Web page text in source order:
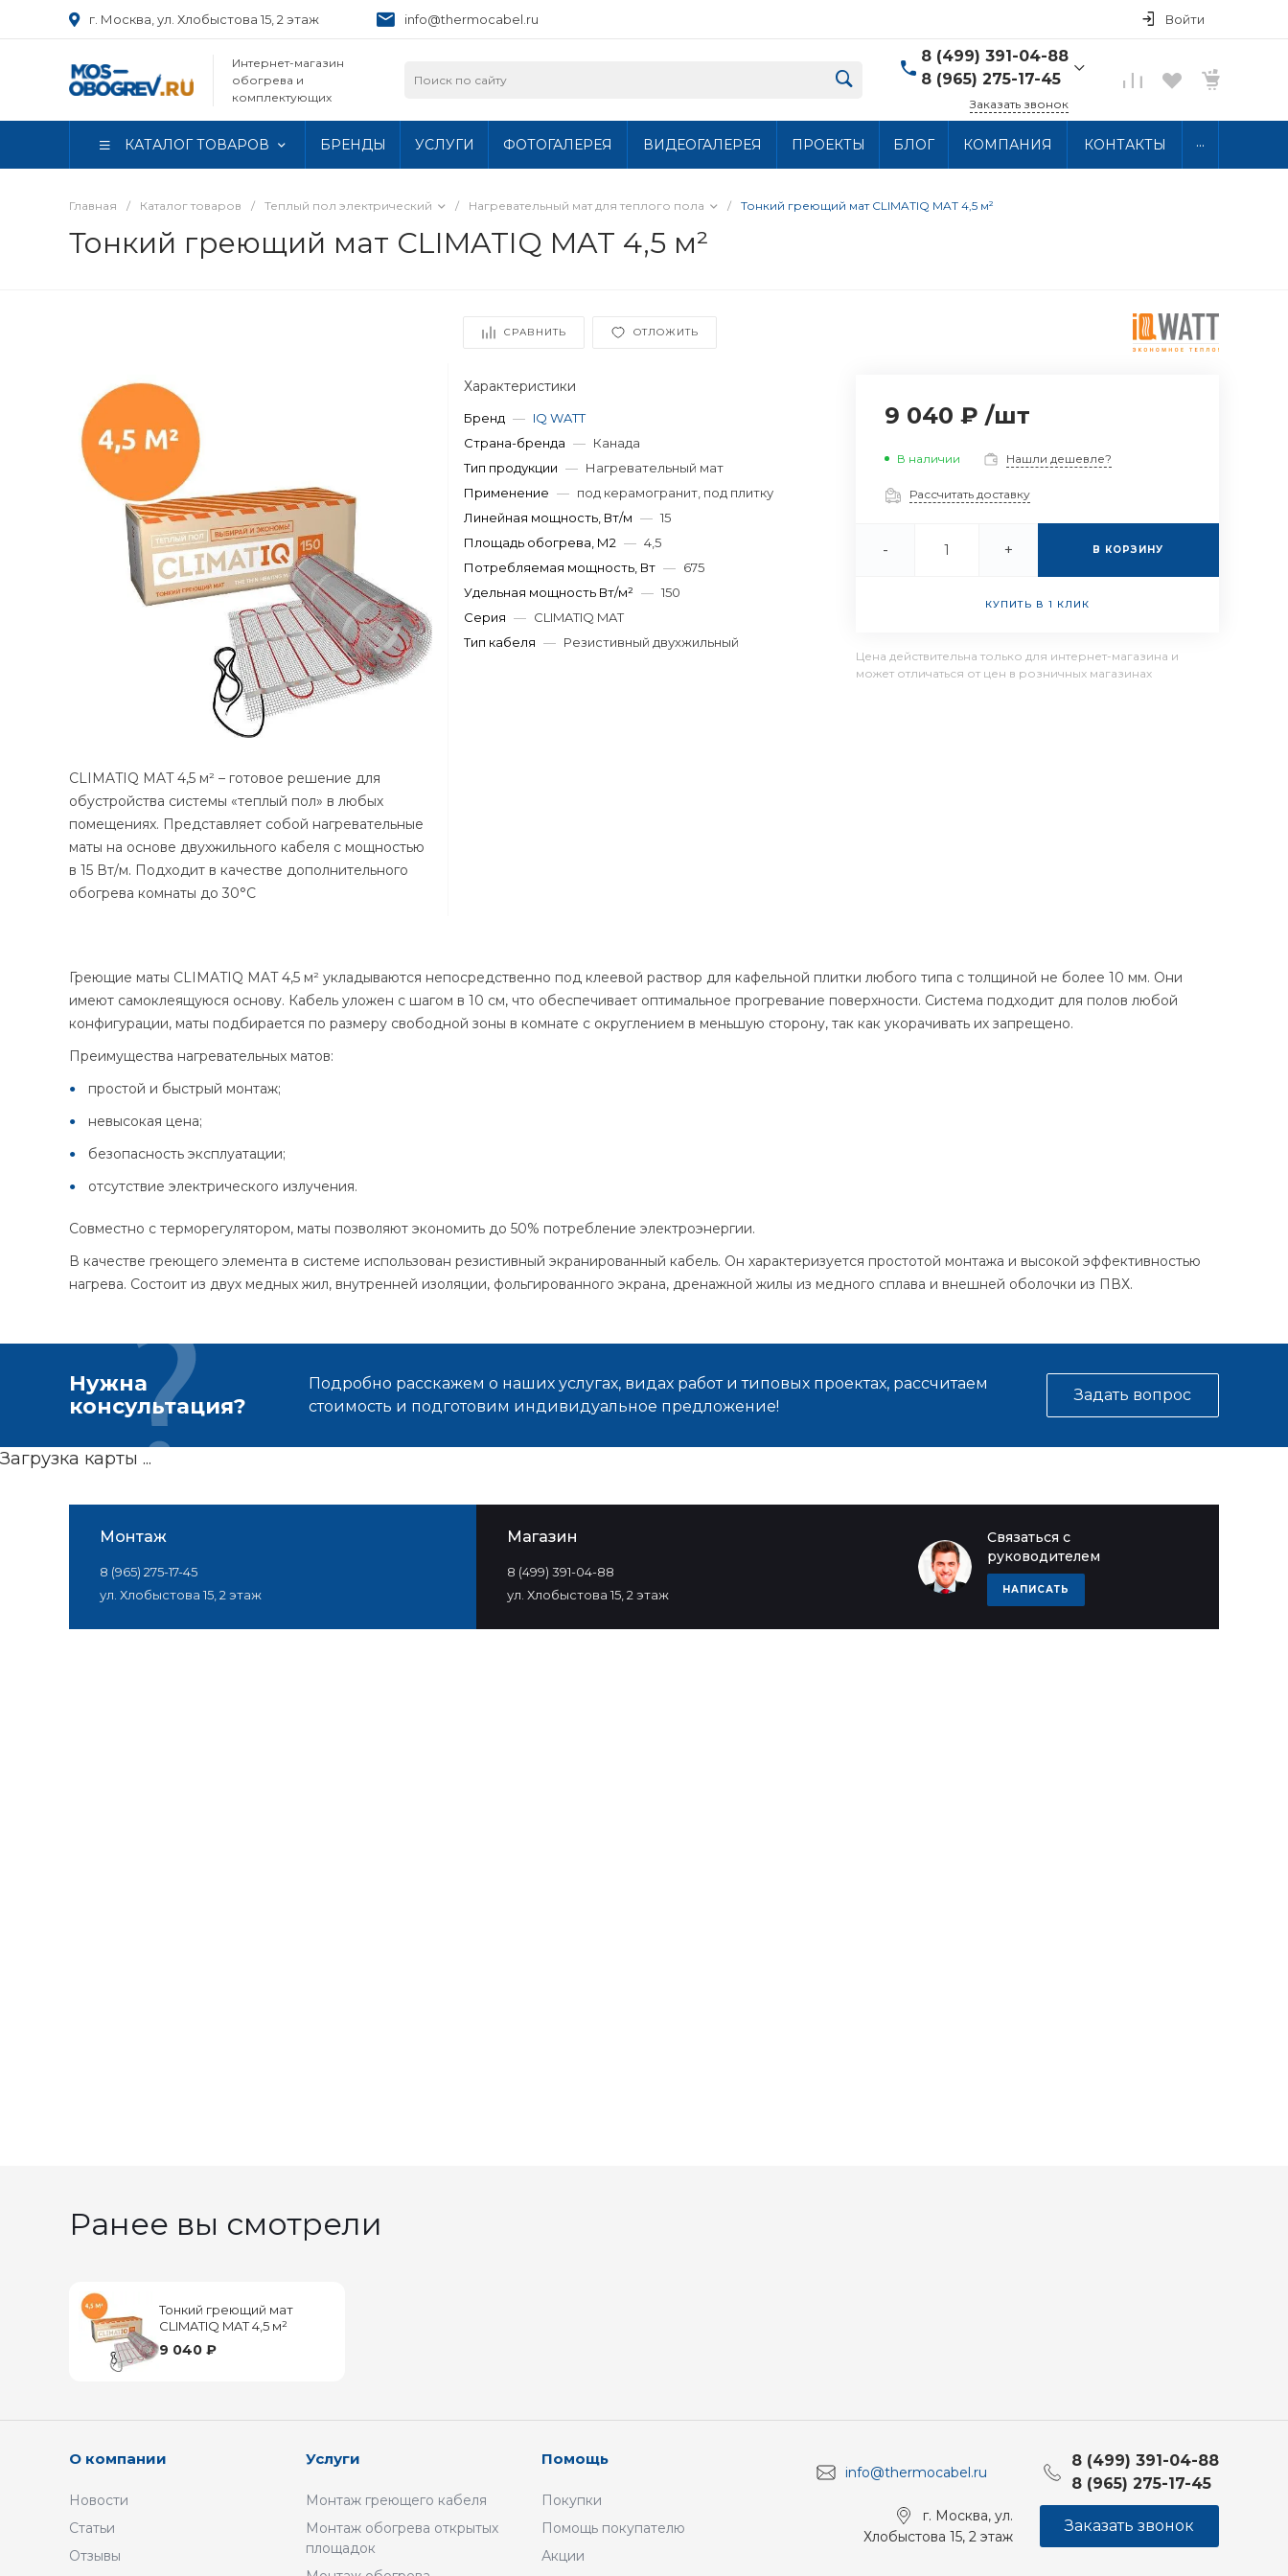
г. Москва, ул. Хлобыстова 15, 2 этаж info@thermocabel.ru Войти
Интернет-магазин
обогрева и
комплектующих
8 (499) 391-04-88
8 (965) 275-17-45
8 (499) 391-04-88
Хлобыстова 15, 2 этаж
Вс: Выходной
Заказать звонок
КАТАЛОГ ТОВАРОВ БРЕНДЫ УСЛУГИ ФОТОГАЛЕРЕЯ ВИДЕОГАЛЕРЕЯ ПРОЕКТЫ БЛОГ КОМПАНИЯ КОНТАКТЫ ...
Главная / Каталог товаров / Теплый пол электрический / Нагревательный мат для теплого пола / Тонкий греющий мат CLIMATIQ MAT 4,5 м²
Тонкий греющий мат CLIMATIQ MAT 4,5 м²
СРАВНИТЬ ОТЛОЖИТЬ
CLIMATIQ MAT 4,5 м² – готовое решение для
обустройства системы «теплый пол» в любых
помещениях. Представляет собой нагревательные
маты на основе двухжильного кабеля с мощностью
в 15 Вт/м. Подходит в качестве дополнительного
обогрева комнаты до 30°С
Характеристики
Бренд — IQ WATT
Страна-бренда — Канада
Тип продукции — Нагревательный мат
Применение — под керамогранит, под плитку
Линейная мощность, Вт/м — 15
Площадь обогрева, М2 — 4,5
Потребляемая мощность, Вт — 675
Удельная мощность Вт/м² — 150
Серия — CLIMATIQ MAT
Тип кабеля — Резистивный двухжильный
9 040 ₽/шт
В наличии Нашли дешевле?
Рассчитать доставку
- + В КОРЗИНУ
КУПИТЬ В 1 КЛИК
Цена действительна только для интернет-магазина и
может отличаться от цен в розничных магазинах
Греющие маты CLIMATIQ MAT 4,5 м² укладываются непосредственно под клеевой раствор для кафельной плитки любого типа с толщиной не более 10 мм. Они
имеют самоклеящуюся основу. Кабель уложен с шагом в 10 см, что обеспечивает оптимальное прогревание поверхности. Система подходит для полов любой
конфигурации, маты подбирается по размеру свободной зоны в комнате с округлением в меньшую сторону, так как укорачивать их запрещено.
Преимущества нагревательных матов:
простой и быстрый монтаж;
невысокая цена;
безопасность эксплуатации;
отсутствие электрического излучения.
Совместно с терморегулятором, маты позволяют экономить до 50% потребление электроэнергии.
В качестве греющего элемента в системе использован резистивный экранированный кабель. Он характеризуется простотой монтажа и высокой эффективностью
нагрева. Состоит из двух медных жил, внутренней изоляции, фольгированного экрана, дренажной жилы из медного сплава и внешней оболочки из ПВХ.
Нужна
консультация?
Подробно расскажем о наших услугах, видах работ и типовых проектах, рассчитаем
стоимость и подготовим индивидуальное предложение!
Задать вопрос
Связаться с
руководителем
НАПИСАТЬ
Монтаж
8 (965) 275-17-45
ул. Хлобыстова 15, 2 этаж
Магазин
8 (499) 391-04-88
ул. Хлобыстова 15, 2 этаж
Загрузка карты ...
Ранее вы смотрели
Тонкий греющий мат
CLIMATIQ MAT 4,5 м²
9 040 ₽
О компании
Новости
Статьи
Отзывы
Услуги
Монтаж греющего кабеля
Монтаж обогрева открытых
площадок
Помощь
Покупки
Помощь покупателю
Акции
info@thermocabel.ru
8 (499) 391-04-88
8 (965) 275-17-45
г. Москва, ул.
Хлобыстова 15, 2 этаж
Заказать звонок